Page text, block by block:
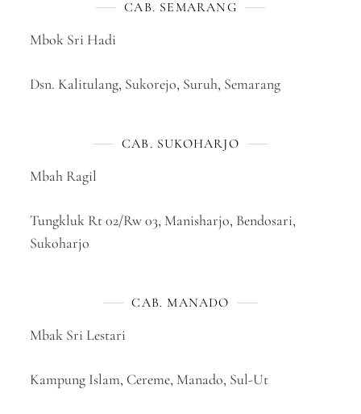
CAB. SEMARANG
Mbok Sri Hadi
Dsn. Kalitulang, Sukorejo, Suruh, Semarang
CAB. SUKOHARJO
Mbah Ragil
Tungkluk Rt 02/Rw 03, Manisharjo, Bendosari,
Sukoharjo
CAB. MANADO
Mbak Sri Lestari
Kampung Islam, Cereme, Manado, Sul-Ut